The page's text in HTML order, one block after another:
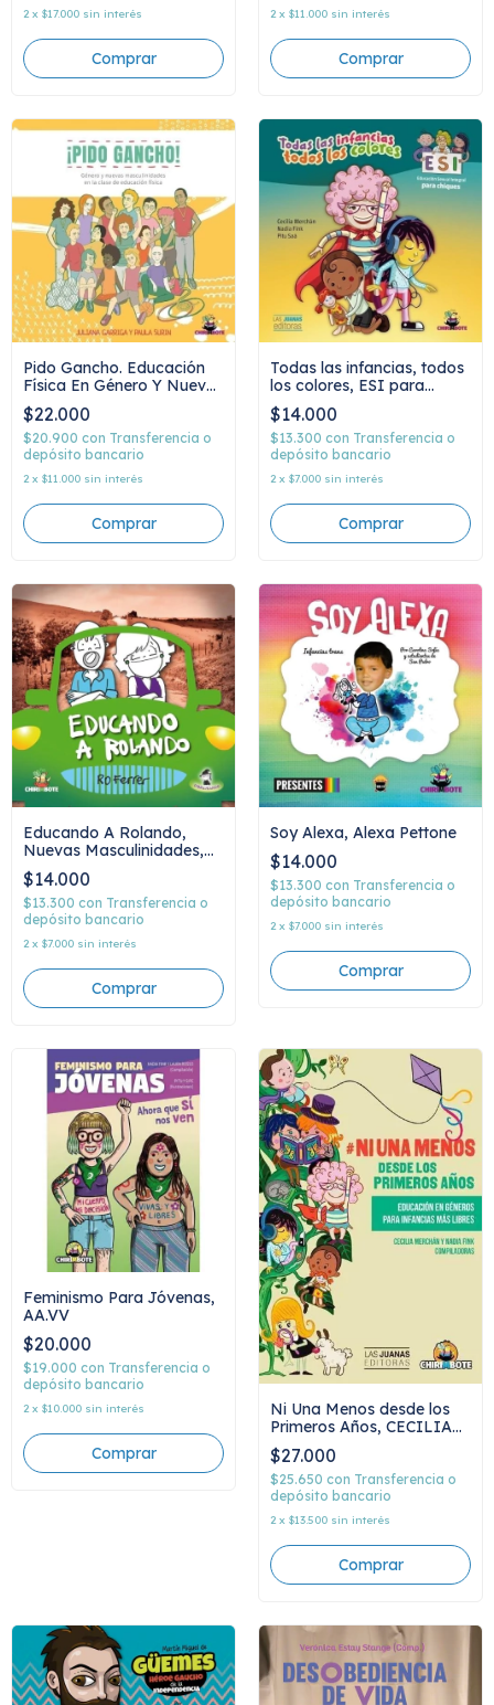
2 x $17.000 sin interés 2 x $11.000 sin interés
Pido Gancho. Educación
Física En Género Y Nuevas
Masculinidades
$22.000
$20.900 con Transferencia o
depósito bancario
2 x $11.000 sin interés
Todas las infancias, todos
los colores, ESI para
chiques
$14.000
$13.300 con Transferencia o
depósito bancario
2 x $7.000 sin interés
Educando A Rolando,
Nuevas Masculinidades,
Ro Ferrer
$14.000
$13.300 con Transferencia o
depósito bancario
2 x $7.000 sin interés
Soy Alexa, Alexa Pettone
$14.000
$13.300 con Transferencia o
depósito bancario
2 x $7.000 sin interés
Feminismo Para Jóvenas,
AA.VV
$20.000
$19.000 con Transferencia o
depósito bancario
2 x $10.000 sin interés
Ni Una Menos desde los
Primeros Años, CECILIA
MERCHAN Y NADIA
FINK
$27.000
$25.650 con Transferencia o
depósito bancario
2 x $13.500 sin interés